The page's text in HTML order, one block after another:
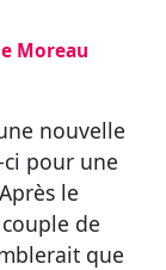
Moreau
nouvelle
pour une
le
de
que